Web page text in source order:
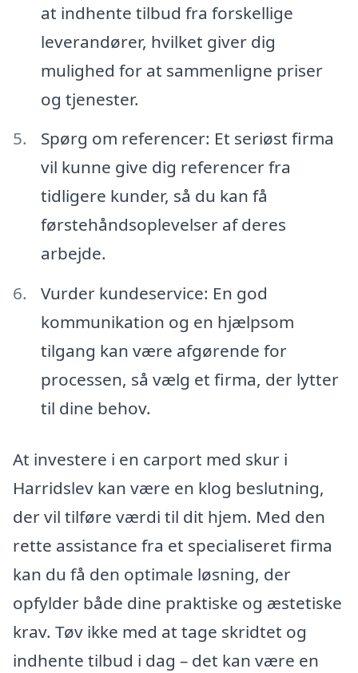
at indhente tilbud fra forskellige
leverandører, hvilket giver dig
mulighed for at sammenligne priser
og tjenester.
Spørg om referencer: Et seriøst firma
vil kunne give dig referencer fra
tidligere kunder, så du kan få
førstehåndsoplevelser af deres
arbejde.
Vurder kundeservice: En god
kommunikation og en hjælpsom
tilgang kan være afgørende for
processen, så vælg et firma, der lytter
til dine behov.
At investere i en carport med skur i
Harridslev kan være en klog beslutning,
der vil tilføre værdi til dit hjem. Med den
rette assistance fra et specialiseret firma
kan du få den optimale løsning, der
opfylder både dine praktiske og æstetiske
krav. Tøv ikke med at tage skridtet og
indhente tilbud i dag – det kan være en